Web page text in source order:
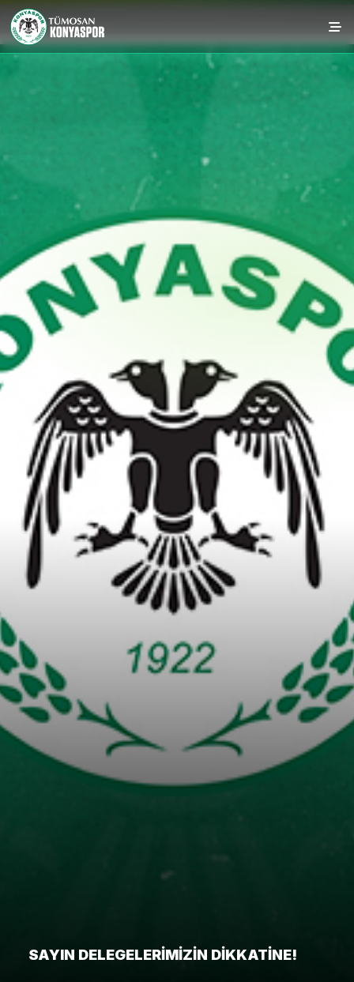
SAYIN DELEGELERIMIZIN DIKKATINE!